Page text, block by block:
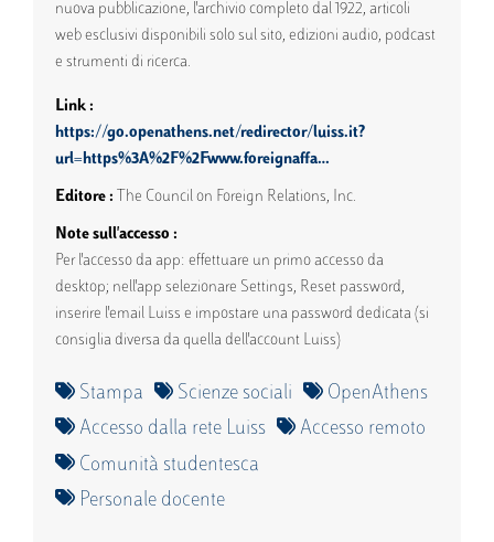
nuova pubblicazione, l'archivio completo dal 1922, articoli
web esclusivi disponibili solo sul sito, edizioni audio, podcast
e strumenti di ricerca.
Link
https://go.openathens.net/redirector/luiss.it?
url=https%3A%2F%2Fwww.foreignaffa…
Editore The Council on Foreign Relations, Inc.
Note sull'accesso
Per l'accesso da app: effettuare un primo accesso da
desktop; nell'app selezionare Settings, Reset password,
inserire l'email Luiss e impostare una password dedicata (si
consiglia diversa da quella dell'account Luiss)
Stampa Scienze sociali
OpenAthens
Accesso dalla rete Luiss
Accesso remoto
Comunità studentesca
Personale docente